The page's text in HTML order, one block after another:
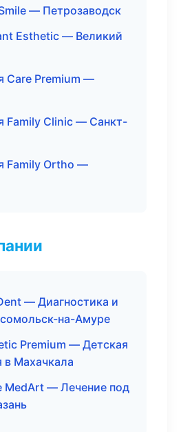
— Петрозаводск
Esthetic — Великий
Care Premium —
Family Clinic — Санкт-
Family Ortho —
— Диагностика и
на-Амуре
Premium — Детская
в Махачкала
MedArt — Лечение под